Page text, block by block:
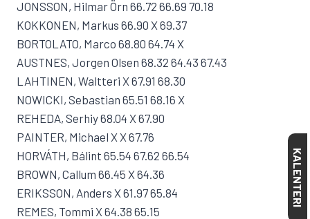
JONSSON, Hilmar Örn 66.72 66.69 70.18
KOKKONEN, Markus 66.90 X 69.37
BORTOLATO, Marco 68.80 64.74 X
AUSTNES, Jorgen Olsen 68.32 64.43 67.43
LAHTINEN, Waltteri X 67.91 68.30
NOWICKI, Sebastian 65.51 68.16 X
REHEDA, Serhiy 68.04 X 67.90
PAINTER, Michael X X 67.76
HORVÁTH, Bálint 65.54 67.62 66.54
BROWN, Callum 66.45 X 64.36
ERIKSSON, Anders X 61.97 65.84
REMES, Tommi X 64.38 65.15
KALENTERI